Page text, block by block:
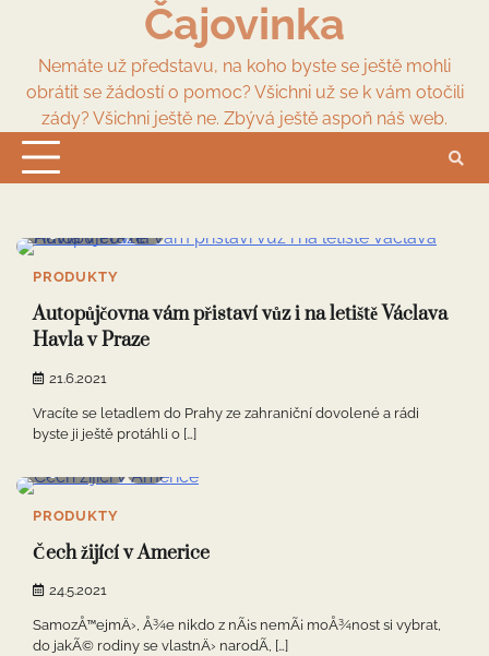
content
Čajovinka
Nemáte už představu, na koho byste se ještě mohli
obrátit se žádostí o pomoc? Všichni už se k vám otočili
zády? Všichni ještě ne. Zbývá ještě aspoň náš web.
PRODUKTY
Autopůjčovna vám přistaví vůz i na letiště Václava
Havla v Praze
21.6.2021
Vracíte se letadlem do Prahy ze zahraniční dovolené a rádi
byste ji ještě protáhli o […]
PRODUKTY
Čech žijící v Americe
24.5.2021
SamozÅ™ejmÄ›, Å¾e nikdo z nÃ¡s nemÃ¡ moÅ¾nost si vybrat,
do jakÃ© rodiny se vlastnÄ› narodÃ­, […]